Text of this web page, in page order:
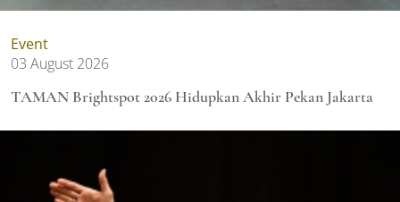
Event
03 August 2026
TAMAN Brightspot 2026 Hidupkan Akhir Pekan Jakarta